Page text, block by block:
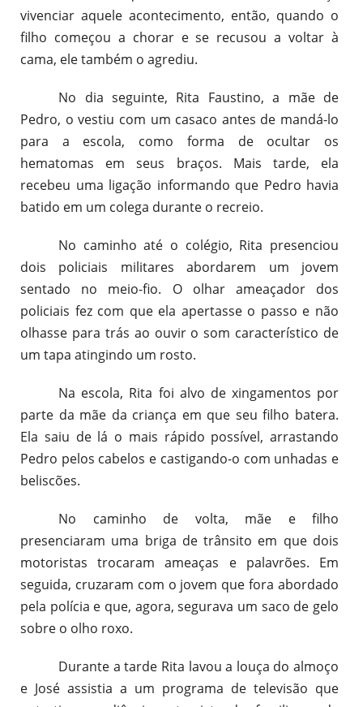
vivenciar aquele acontecimento, então, quando o
filho começou a chorar e se recusou a voltar à
cama, ele também o agrediu.
No dia seguinte, Rita Faustino, a mãe de
Pedro, o vestiu com um casaco antes de mandá-lo
para a escola, como forma de ocultar os
hematomas em seus braços. Mais tarde, ela
recebeu uma ligação informando que Pedro havia
batido em um colega durante o recreio.
No caminho até o colégio, Rita presenciou
dois policiais militares abordarem um jovem
sentado no meio-fio. O olhar ameaçador dos
policiais fez com que ela apertasse o passo e não
olhasse para trás ao ouvir o som característico de
um tapa atingindo um rosto.
Na escola, Rita foi alvo de xingamentos por
parte da mãe da criança em que seu filho batera.
Ela saiu de lá o mais rápido possível, arrastando
Pedro pelos cabelos e castigando-o com unhadas e
beliscões.
No caminho de volta, mãe e filho
presenciaram uma briga de trânsito em que dois
motoristas trocaram ameaças e palavrões. Em
seguida, cruzaram com o jovem que fora abordado
pela polícia e que, agora, segurava um saco de gelo
sobre o olho roxo.
Durante a tarde Rita lavou a louça do almoço
e José assistia a um programa de televisão que